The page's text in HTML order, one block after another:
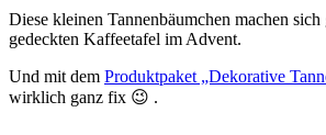
Diese kleinen Tannenbäumchen machen
gedeckten Kaffeetafel im Advent.
Und mit dem Produktpaket „Dekorative
wirklich ganz fix 😉 .